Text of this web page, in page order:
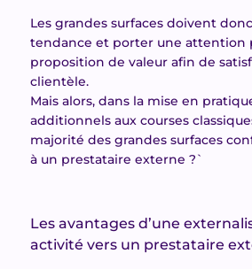
Les grandes surfaces doivent
tendance et porter une attention
proposition de valeur afin de
clientèle.
Mais alors, dans la mise en
additionnels aux courses
majorité des grandes surfaces
à un prestataire externe ?`
Les avantages d’une
activité vers un prestataire